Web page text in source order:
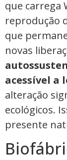
que carrega
reprodução
que
novas
acessível a
alteração
ecológicos.
presente